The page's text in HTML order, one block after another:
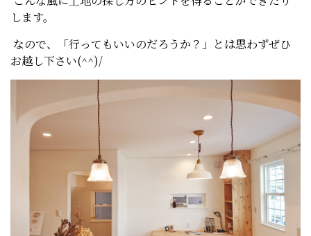
します。
なので、「行ってもいいのだろうか？」とは思わずぜひ
お越し下さい(^^)/